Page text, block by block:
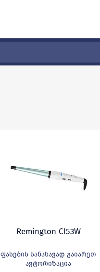
Remington CI53W
ფასების სანახავად გაიარეთ
ავტორიზაცია